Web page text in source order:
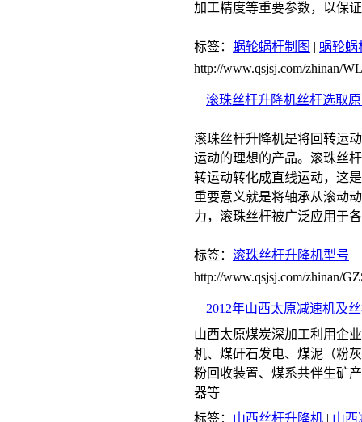
加工精度等重要参数，以保
标签： 蜗轮蜗杆制图 | 蜗轮蜗
http://www.qsjsj.com/zhinan/
滚珠丝杆升降机丝杆选取
滚珠丝杆升降机是将回转运
运动的理想的产品。滚珠丝
转运动转化成直线运动，这
重要意义就是将轴承从滚动
力，滚珠丝杆被广泛应用于
标签： 滚珠丝杆升降机型号
http://www.qsjsj.com/zhinan/
2012年山西太原减速机及
山西太原煤炭深加工利用企
机、煤矸石发电、煤泥（粉
粉回收装置、煤系共伴生矿
器等
标签： 山西丝杆升降机 | 山西